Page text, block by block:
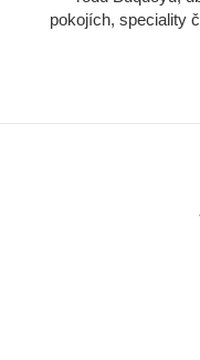
pokojích, speciality